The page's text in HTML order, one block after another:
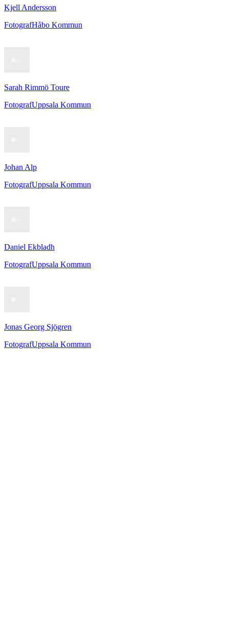
Kjell Andersson
FotografHåbo Kommun
Sarah Rimmö Toure
FotografUppsala Kommun
Johan Alp
FotografUppsala Kommun
Daniel Ekbladh
FotografUppsala Kommun
Jonas Georg Sjögren
FotografUppsala Kommun